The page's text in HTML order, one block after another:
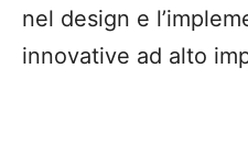
nel design e
innovative ad alto